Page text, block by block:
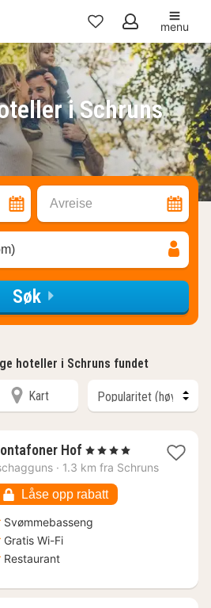
Mine
favoritter
menu
i Schruns
Avreise
Søk
hoteller i Schruns fundet
Kart
Hof 1
natt
3257
kr.
, 4 Stjerner
· 1.3 km fra Schruns
Låse opp rabatt
Svømmebasseng
Gratis Wi-Fi
Restaurant